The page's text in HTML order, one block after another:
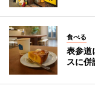
食べる
表参
スに併